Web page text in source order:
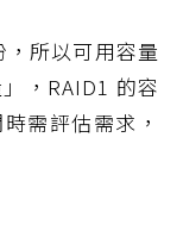
所以可用容量
，RAID1 的容
需評估需求，